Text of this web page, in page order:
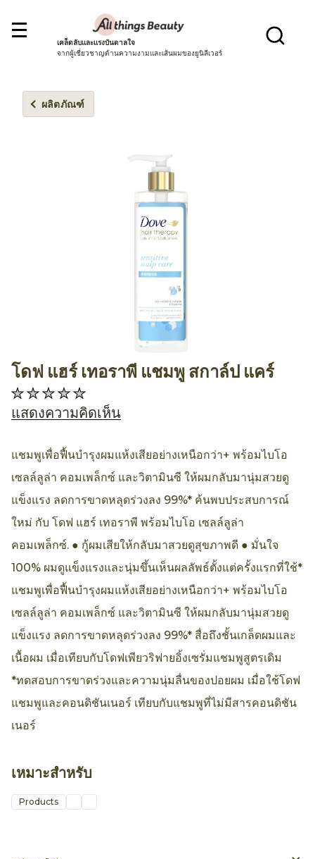
เคล็ดลับและแรงบันดาลใจ
จากผู้เชี่ยวชาญด้านความงามและเส้นผมของยูนิลีเวอร์
ผลิตภัณฑ์
โดฟ แฮร์ เทอราพี แชมพู สกาล์ป แคร์
ไม่มี
การ
คะแนน
สำหรับ
product
นี้
แสดงความคิดเห็น
แชมพูเพื่อฟื้นบำรุงผมแห้งเสียอย่างเหนือกว่า+ พร้อมไบโอ
เซลล์ลูล่า คอมเพล็กซ์ และวิตามินซี ให้ผมกลับมานุ่มสวยดู
แข็งแรง ลดการขาดหลุดร่วงลง 99%* ค้นพบประสบการณ์
ใหม่ กับ โดฟ แฮร์ เทอราพี พร้อมไบโอ เซลล์ลูล่า
คอมเพล็กซ์. ● กู้ผมเสียให้กลับมาสวยดูสุขภาพดี ● มั่นใจ
100% ผมดูแข็งแรงและนุ่มขึ้นเห็นผลลัพธ์ตั้งแต่ครั้งแรกที่ใช้*
แชมพูเพื่อฟื้นบำรุงผมแห้งเสียอย่างเหนือกว่า+ พร้อมไบโอ
เซลล์ลูล่า คอมเพล็กซ์ และวิตามินซี ให้ผมกลับมานุ่มสวยดู
แข็งแรง ลดการขาดหลุดร่วงลง 99%* สื่อถึงชั้นเกล็ดผมและ
เนื้อผม เมื่อเทียบกับโดฟเพียวริฟายอิ้งเซรั่มแชมพูสูตรเดิม
*ทดสอบการขาดร่วงและความนุ่มลื่นของปอยผม เมื่อใช้โดฟ
แชมพูและคอนดิชันเนอร์ เทียบกับแชมพูที่ไม่มีสารคอนดิชัน
เนอร์
เหมาะสำหรับ
Products